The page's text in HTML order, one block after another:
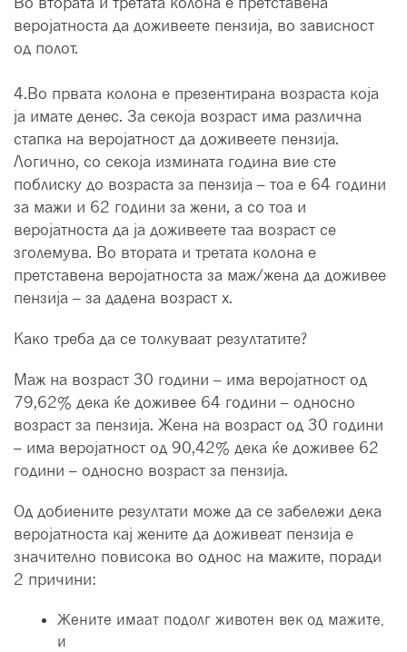
веројатноста да доживеете пензија, во зависност
од полот.
4.Во првата колона е презентирана возраста која
ја имате денес. За секоја возраст има различна
стапка на веројатност да доживеете пензија.
Логично, со секоја измината година вие сте
поблиску до возраста за пензија – тоа е 64 години
за мажи и 62 години за жени, а со тоа и
веројатноста да ја доживеете таа возраст се
зголемува. Во втората и третата колона е
претставена веројатноста за маж/жена да доживее
пензија – за дадена возраст x.
Како треба да се толкуваат резултатите?
Маж на возраст 30 години – има веројатност од
79,62% дека ќе доживее 64 години – односно
возраст за пензија. Жена на возраст од 30 години
– има веројатност од 90,42% дека ќе доживее 62
години – односно возраст за пензија.
Од добиените резултати може да се забележи дека
веројатноста кај жените да доживеат пензија е
значително повисока во однос на мажите, поради
2 причини:
Жените имаат подолг животен век од мажите,
и